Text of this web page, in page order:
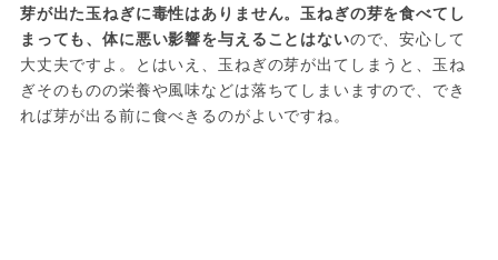
芽が出た玉ねぎに毒性はありません。玉ねぎの芽を食べてし
まっても、体に悪い影響を与えることはないので、安心して
大丈夫ですよ。とはいえ、玉ねぎの芽が出てしまうと、玉ね
ぎそのものの栄養や風味などは落ちてしまいますので、でき
れば芽が出る前に食べきるのがよいですね。